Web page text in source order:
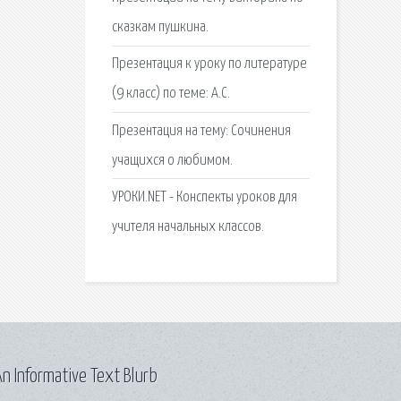
сказкам пушкина.
Презентация к уроку по литературе
(9 класс) по теме: А.С.
Презентация на тему: Сочинения
учащихся о любимом.
УРОКИ.NET - Конспекты уроков для
учителя начальных классов.
Informative Text Blurb